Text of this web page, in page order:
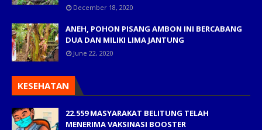
December 18, 2020
ANEH, POHON PISANG AMBON INI BERCABANG
DUA DAN MILIKI LIMA JANTUNG
June 22, 2020
KESEHATAN
22.559 MASYARAKAT BELITUNG TELAH
MENERIMA VAKSINASI BOOSTER